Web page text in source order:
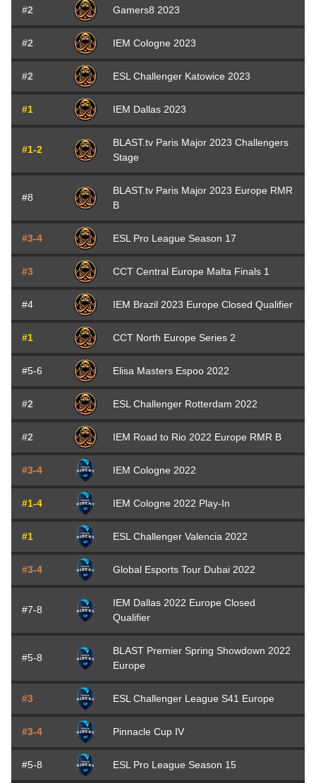
#2 Gamers8 2023
#2 IEM Cologne 2023
#2 ESL Challenger Katowice 2023
#1 IEM Dallas 2023
#1-2
BLAST.tv Paris Major 2023 Challengers
Stage
#8
BLAST.tv Paris Major 2023 Europe RMR
B
#3-4 ESL Pro League Season 17
#3 CCT Central Europe Malta Finals 1
#4 IEM Brazil 2023 Europe Closed Qualifier
#1 CCT North Europe Series 2
#5-6 Elisa Masters Espoo 2022
#2 ESL Challenger Rotterdam 2022
#2 IEM Road to Rio 2022 Europe RMR B
#3-4 IEM Cologne 2022
#1-4 IEM Cologne 2022 Play-In
#1 ESL Challenger Valencia 2022
#3-4 Global Esports Tour Dubai 2022
#7-8
IEM Dallas 2022 Europe Closed
Qualifier
#5-8
BLAST Premier Spring Showdown 2022
Europe
#3 ESL Challenger League S41 Europe
#3-4 Pinnacle Cup IV
#5-8 ESL Pro League Season 15